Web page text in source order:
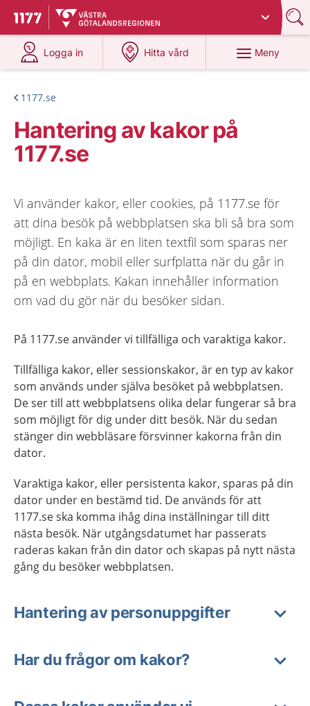
Till startsidan för 1177
Du har valt region
Logga in
på 1177.se
Hitta vård
på 1177.se
Meny
1177.se
Hantering av kakor på
1177.se
Vi använder kakor, eller cookies, på 1177.se för
att dina besök på webbplatsen ska bli så bra som
möjligt. En kaka är en liten textfil som sparas ner
på din dator, mobil eller surfplatta när du går in
på en webbplats. Kakan innehåller information
om vad du gör när du besöker sidan.
På 1177.se använder vi tillfälliga och varaktiga kakor.
Tillfälliga kakor, eller sessionskakor, är en typ av kakor
som används under själva besöket på webbplatsen.
De ser till att webbplatsens olika delar fungerar så bra
som möjligt för dig under ditt besök. När du sedan
stänger din webbläsare försvinner kakorna från din
dator.
Varaktiga kakor, eller persistenta kakor, sparas på din
dator under en bestämd tid. De används för att
1177.se ska komma ihåg dina inställningar till ditt
nästa besök. När utgångsdatumet har passerats
raderas kakan från din dator och skapas på nytt nästa
gång du besöker webbplatsen.
Hantering av personuppgifter
Har du frågor om kakor?